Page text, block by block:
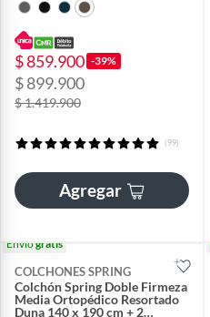
$ 859.900 -39%
$ 899.900
$ 1.419.900
(99)
Agregar
Envíogratis
COLCHONES SPRING
Colchón Spring Doble Firmeza
Media Ortopédico Resortado
Duna 140 x 190 cm + 2